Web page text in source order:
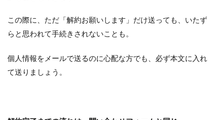
この際に、ただ「解約お願いします」だけ送っても、いたず
らと思われて手続きされないことも。
個人情報をメールで送るのに心配な方でも、必ず本文に入れ
て送りましょう。